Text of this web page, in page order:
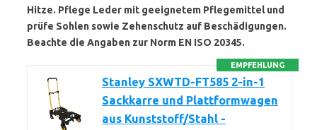
Hitze. Pflege Leder mit geeignetem Pflegemittel und
prüfe Sohlen sowie Zehenschutz auf Beschädigungen.
Beachte die Angaben zur Norm EN ISO 20345.
EMPFEHLUNG
Stanley SXWTD-FT585 2-in-1
Sackkarre und Plattformwagen
aus Kunststoff/Stahl -